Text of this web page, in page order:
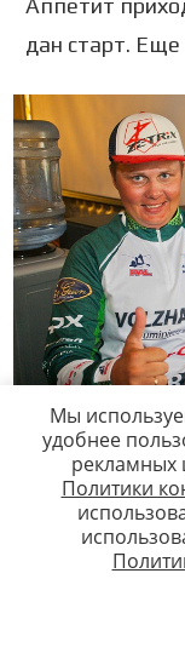
Аппетит
дан старт.
Мы
удобнее
рекламных
Политики